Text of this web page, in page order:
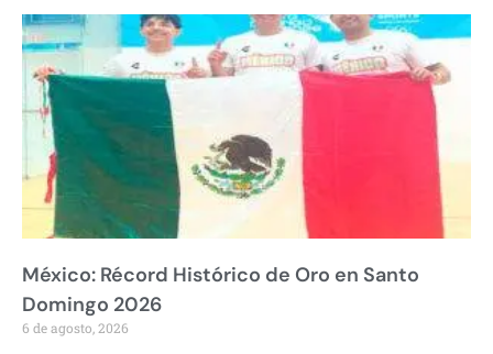
México: Récord Histórico de Oro en Santo
Domingo 2026
6 de agosto, 2026